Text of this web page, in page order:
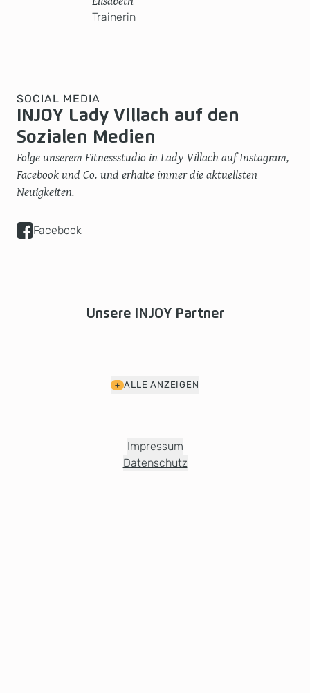
Trainerin
SOCIAL MEDIA
INJOY Lady Villach auf den
Sozialen Medien
Folge unserem Fitnessstudio in Lady Villach auf Instagram,
Facebook und Co. und erhalte immer die aktuellsten
Neuigkeiten.
Facebook
Unsere INJOY Partner
ALLE ANZEIGEN
Impressum
Datenschutz